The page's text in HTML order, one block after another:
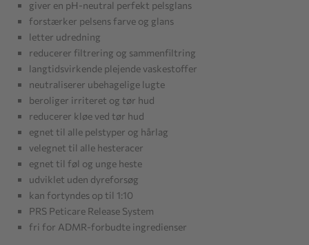
giver en pH-neutral perfekt pelsglans
forstærker pelsens farve og glans
letter udredning
reducerer filtrering og sammenfiltring
langtidsvirkende plejende vaskestoffer
neutraliserer ubehagelige lugte
beroliger irriteret og tør hud
reducerer kløe ved tør hud
egnet til alle pelstyper og hårlag
velegnet til alle hesteracer
egnet til føl og unge heste
udviklet uden dyreforsøg
kan fortyndes op til 1:10
PRS Peticare Release System
fri for ADMR-forbudte ingredienser